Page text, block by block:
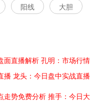
阳线 大胆
面直播解析 孔明：市场行情
播 龙头：今日盘中实战直播
走势免费分析 推手：今日大